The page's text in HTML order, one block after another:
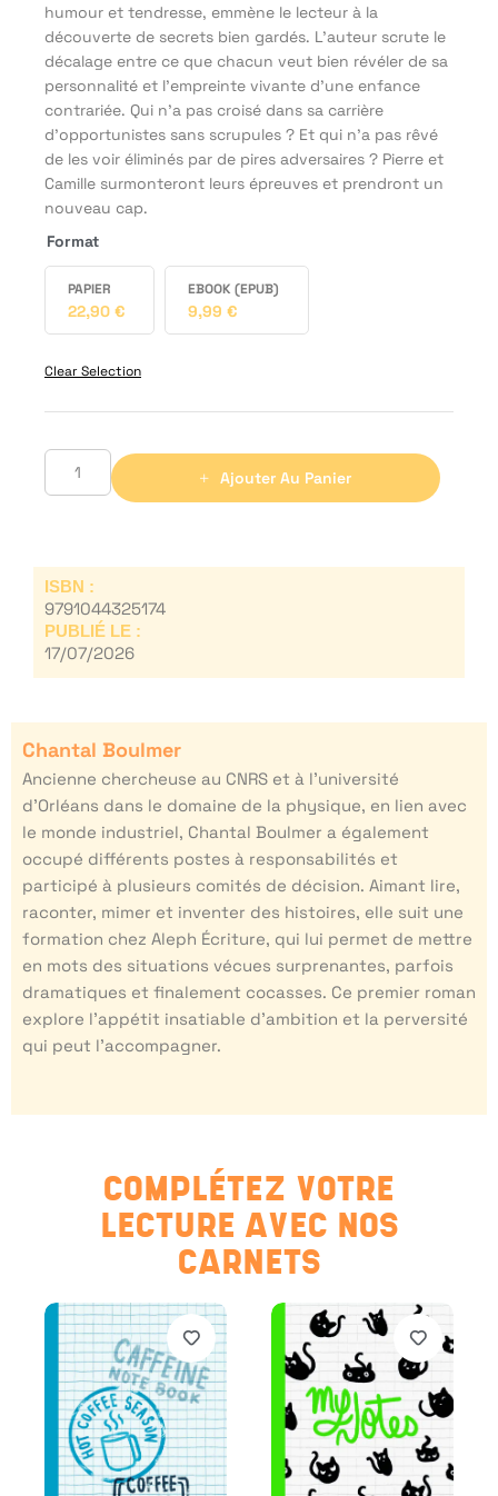
humour et tendresse, emmène le lecteur à la
découverte de secrets bien gardés. L’auteur scrute le
décalage entre ce que chacun veut bien révéler de sa
personnalité et l’empreinte vivante d’une enfance
contrariée. Qui n’a pas croisé dans sa carrière
d’opportunistes sans scrupules ? Et qui n’a pas rêvé
de les voir éliminés par de pires adversaires ? Pierre et
Camille surmonteront leurs épreuves et prendront un
nouveau cap.
Format
PAPIER
22,90 €
EBOOK (EPUB)
9,99 €
Clear Selection
Ajouter Au Panier
ISBN :
9791044325174
PUBLIÉ LE :
17/07/2026
Chantal Boulmer
Ancienne chercheuse au CNRS et à l’université
d’Orléans dans le domaine de la physique, en lien avec
le monde industriel, Chantal Boulmer a également
occupé différents postes à responsabilités et
participé à plusieurs comités de décision. Aimant lire,
raconter, mimer et inventer des histoires, elle suit une
formation chez Aleph Écriture, qui lui permet de mettre
en mots des situations vécues surprenantes, parfois
dramatiques et finalement cocasses. Ce premier roman
explore l’appétit insatiable d’ambition et la perversité
qui peut l’accompagner.
COMPLÉTEZ VOTRE
LECTURE AVEC NOS
CARNETS